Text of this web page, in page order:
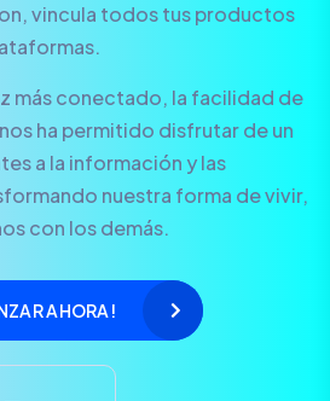
vincula todos tus productos
más conectado, la facilidad de
ha permitido disfrutar de un
a la información y las
nuestra forma de vivir,
con los demás.
AHORA!